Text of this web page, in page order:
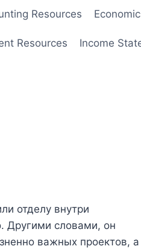
Resources
Resources Income
отделу внутри
Другими словами, он
важных проектов, а